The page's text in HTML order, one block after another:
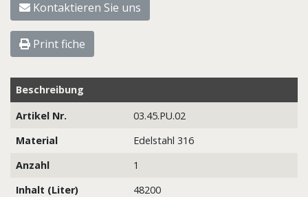
Kontaktieren Sie uns
Print fiche
Beschreibung
Artikel Nr.
03.45.PU.02
Material
Edelstahl 316
Anzahl
1
Inhalt (Liter)
48200